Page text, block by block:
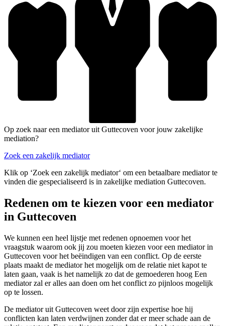
Op zoek naar een mediator uit Guttecoven voor jouw zakelijke
mediation?
Zoek een zakelijk mediator
Klik op ‘Zoek een zakelijk mediator‘ om een betaalbare mediator te
vinden die gespecialiseerd is in zakelijke mediation Guttecoven.
Redenen om te kiezen voor een mediator
in Guttecoven
We kunnen een heel lijstje met redenen opnoemen voor het
vraagstuk waarom ook jij zou moeten kiezen voor een mediator in
Guttecoven voor het beëindigen van een conflict. Op de eerste
plaats maakt de mediator het mogelijk om de relatie niet kapot te
laten gaan, vaak is het namelijk zo dat de gemoederen hoog Een
mediator zal er alles aan doen om het conflict zo pijnloos mogelijk
op te lossen.
De mediator uit Guttecoven weet door zijn expertise hoe hij
conflicten kan laten verdwijnen zonder dat er meer schade aan de